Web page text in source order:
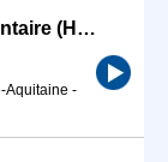
Responsable Préparation agroalimentaire (H/F)
Aquitaine -